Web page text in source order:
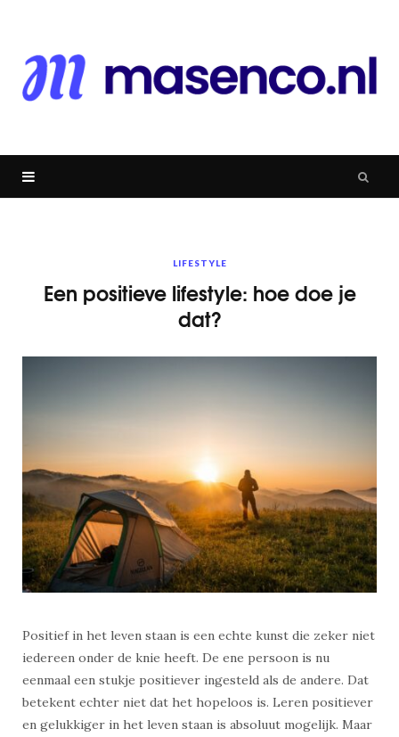
LIFESTYLE
Een positieve lifestyle: hoe doe je
dat?
Positief in het leven staan is een echte kunst die zeker niet
iedereen onder de knie heeft. De ene persoon is nu
eenmaal een stukje positiever ingesteld als de andere. Dat
betekent echter niet dat het hopeloos is. Leren positiever
en gelukkiger in het leven staan is absoluut mogelijk. Maar